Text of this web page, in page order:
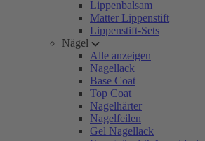
Lippenbalsam
Matter Lippenstift
Lippenstift-Sets
Nägel
Alle anzeigen
Nagellack
Base Coat
Top Coat
Nagelhärter
Nagelfeilen
Gel Nagellack